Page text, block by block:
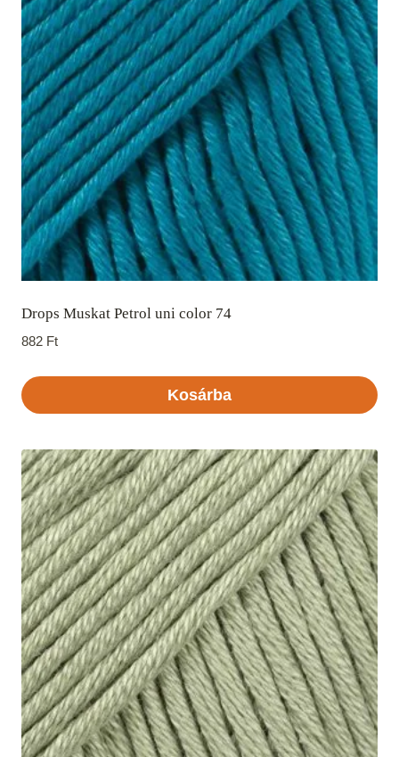
Drops Muskat Petrol uni color 74
882 Ft
Kosárba